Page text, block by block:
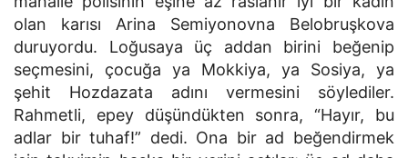
olan karısı Arina Semiyonovna Belobruşkova
duruyordu. Loğusaya üç addan birini beğenip
seçmesini, çocuğa ya Mokkiya, ya Sosiya, ya
şehit Hozdazata adını vermesini söylediler.
Rahmetli, epey düşündükten sonra, “Hayır, bu
adlar bir tuhaf!” dedi. Ona bir ad beğendirmek